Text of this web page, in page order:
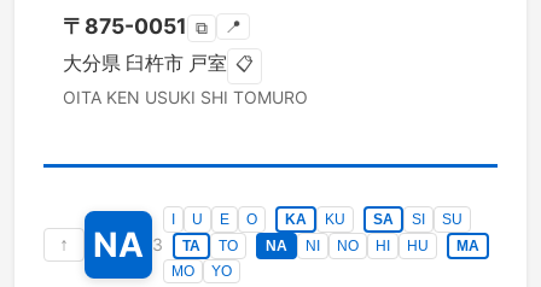
〒 875-0051 ⧉ 📍
大分県 臼杵市 戸室 📋
OITA KEN USUKI SHI TOMURO
↑ NA 3
U E O KA KU SA SI
SU
TA
TO NA NI NO HI HU
MA
MO
YO